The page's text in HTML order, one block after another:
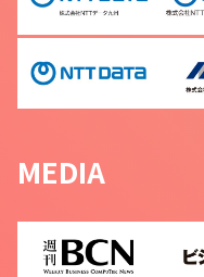
MEDIA